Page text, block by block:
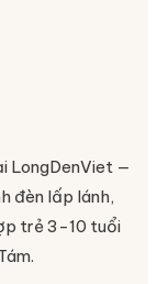
LongDenViet —
đèn lấp lánh,
trẻ 3-10 tuổi